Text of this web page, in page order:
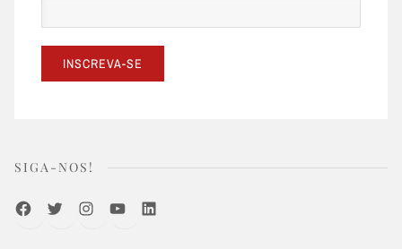
SIGA-NOS!
FacebookTwitterInstagramYoutubeLinkedIn